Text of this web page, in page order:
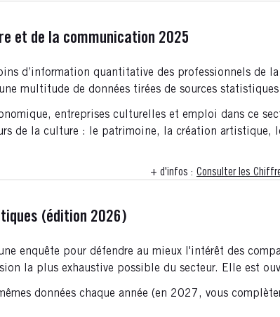
et de la communication 2025
d’information quantitative des professionnels de
multitude de données tirées de sources
entreprises culturelles et emploi dans ce
de la culture : le patrimoine, la création artistique,
+ d'infos : Consulter les
(édition 2026)
enquête pour défendre au mieux l'intérêt des
la plus exhaustive possible du secteur. Elle est
données chaque année (en 2027, vous